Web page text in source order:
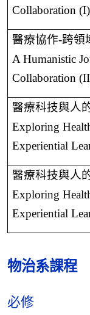
Collaboration (I)
醫療協作-跨領
A Humanistic
Collaboration
醫療科技與人
Exploring
Experiential
醫療科技與人
Exploring
Experiential
物治系課程
必修